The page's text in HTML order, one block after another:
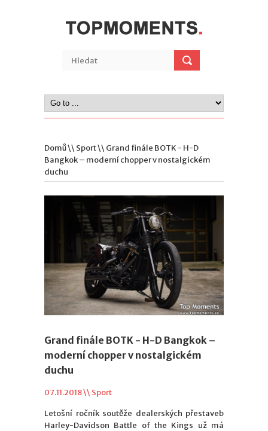
Domů\\ Sport\\ Grand finále BOTK - H-D
Bangkok – moderní chopper v nostalgickém
duchu
Grand finále BOTK - H-D Bangkok –
moderní chopper v nostalgickém
duchu
07.11.2018 \\ Sport
Letošní ročník soutěže dealerských přestaveb
Harley-Davidson Battle of the Kings už má